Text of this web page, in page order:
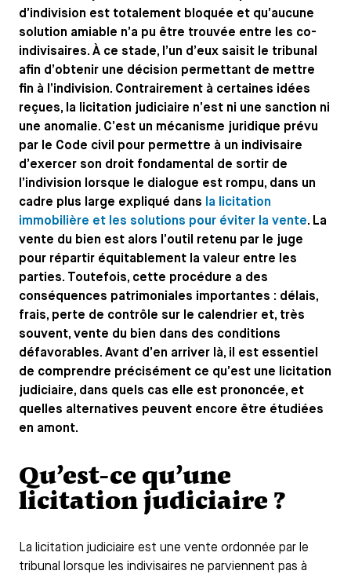
d’indivision est totalement bloquée et qu’aucune
solution amiable n’a pu être trouvée entre les co-
indivisaires. À ce stade, l’un d’eux saisit le tribunal
afin d’obtenir une décision permettant de mettre
fin à l’indivision. Contrairement à certaines idées
reçues, la licitation judiciaire n’est ni une sanction ni
une anomalie. C’est un mécanisme juridique prévu
par le Code civil pour permettre à un indivisaire
d’exercer son droit fondamental de sortir de
l’indivision lorsque le dialogue est rompu, dans un
cadre plus large expliqué dans
la licitation
immobilière et les solutions pour éviter la vente. La
vente du bien est alors l’outil retenu par le juge
pour répartir équitablement la valeur entre les
parties. Toutefois, cette procédure a des
conséquences patrimoniales importantes : délais,
frais, perte de contrôle sur le calendrier et, très
souvent, vente du bien dans des conditions
défavorables. Avant d’en arriver là, il est essentiel
de comprendre précisément ce qu’est une licitation
judiciaire, dans quels cas elle est prononcée, et
quelles alternatives peuvent encore être étudiées
en amont.
Qu’est-ce qu’une
licitation judiciaire ?
La licitation judiciaire est une vente ordonnée par le
tribunal lorsque les indivisaires ne parviennent pas à